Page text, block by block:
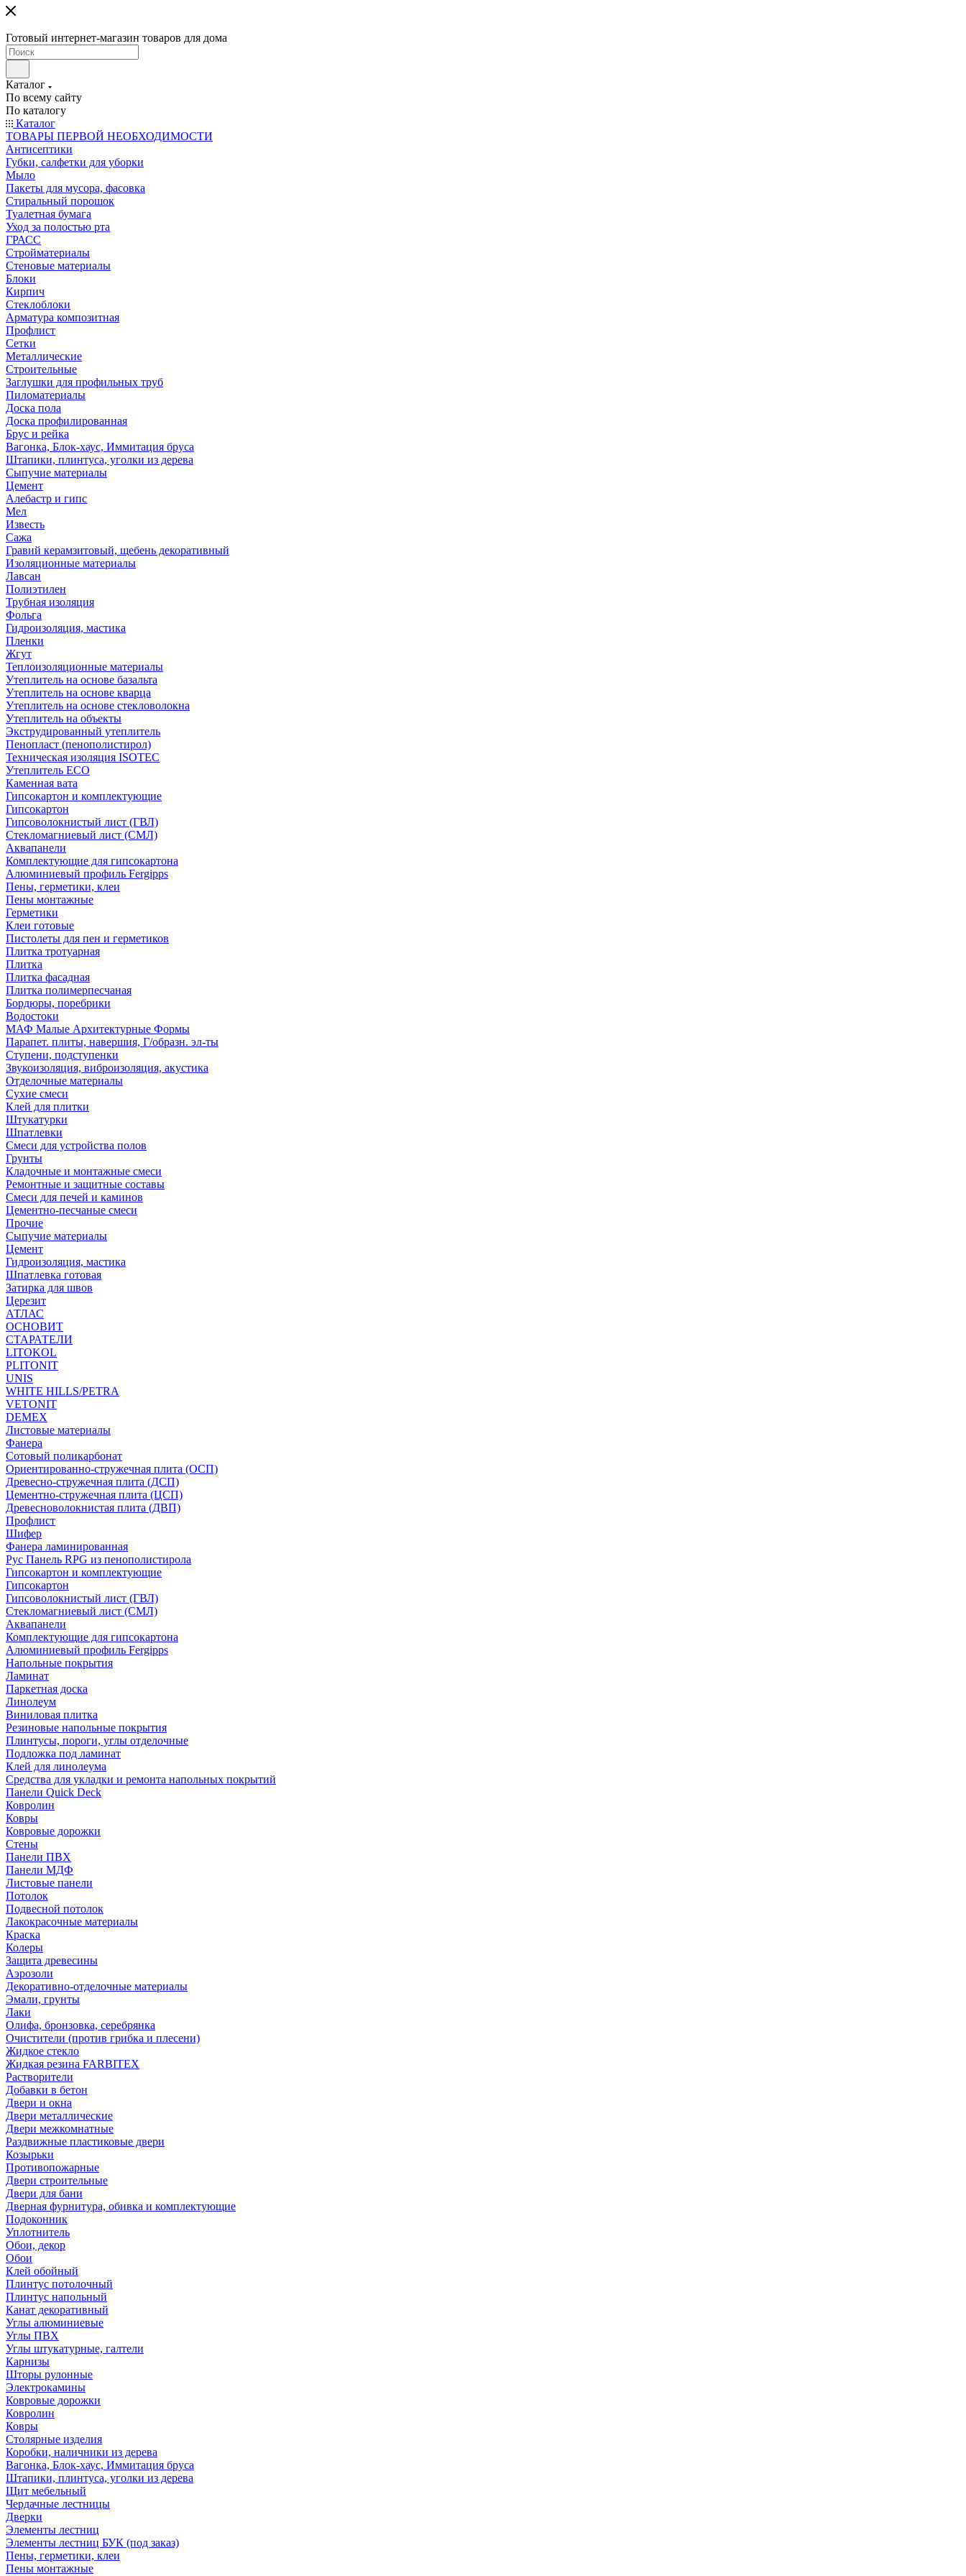
Готовый интернет-магазин товаров для дома
Каталог
По всему сайту
По каталогу
Каталог
ТОВАРЫ ПЕРВОЙ НЕОБХОДИМОСТИ
Антисептики
Губки, салфетки для уборки
Мыло
Пакеты для мусора, фасовка
Стиральный порошок
Туалетная бумага
Уход за полостью рта
ГРАСС
Стройматериалы
Стеновые материалы
Блоки
Кирпич
Стеклоблоки
Арматура композитная
Профлист
Сетки
Металлические
Строительные
Заглушки для профильных труб
Пиломатериалы
Доска пола
Доска профилированная
Брус и рейка
Вагонка, Блок-хаус, Иммитация бруса
Штапики, плинтуса, уголки из дерева
Сыпучие материалы
Цемент
Алебастр и гипс
Мел
Известь
Сажа
Гравий керамзитовый, щебень декоративный
Изоляционные материалы
Лавсан
Полиэтилен
Трубная изоляция
Фольга
Гидроизоляция, мастика
Пленки
Жгут
Теплоизоляционные материалы
Утеплитель на основе базальта
Утеплитель на основе кварца
Утеплитель на основе стекловолокна
Утеплитель на объекты
Экструдированный утеплитель
Пенопласт (пенополистирол)
Техническая изоляция ISOTEC
Утеплитель ECO
Каменная вата
Гипсокартон и комплектующие
Гипсокартон
Гипсоволокнистый лист (ГВЛ)
Стекломагниевый лист (СМЛ)
Аквапанели
Комплектующие для гипсокартона
Алюминиевый профиль Fergipps
Пены, герметики, клеи
Пены монтажные
Герметики
Клеи готовые
Пистолеты для пен и герметиков
Плитка тротуарная
Плитка
Плитка фасадная
Плитка полимерпесчаная
Бордюры, поребрики
Водостоки
МАФ Малые Архитектурные Формы
Парапет. плиты, навершия, Г/образн. эл-ты
Ступени, подступенки
Звукоизоляция, виброизоляция, акустика
Отделочные материалы
Сухие смеси
Клей для плитки
Штукатурки
Шпатлевки
Смеси для устройства полов
Грунты
Кладочные и монтажные смеси
Ремонтные и защитные составы
Смеси для печей и каминов
Цементно-песчаные смеси
Прочие
Сыпучие материалы
Цемент
Гидроизоляция, мастика
Шпатлевка готовая
Затирка для швов
Церезит
АТЛАС
ОСНОВИТ
СТАРАТЕЛИ
LITOKOL
PLITONIT
UNIS
WHITE HILLS/PETRA
VETONIT
DEMEX
Листовые материалы
Фанера
Сотовый поликарбонат
Ориентированно-стружечная плита (ОСП)
Древесно-стружечная плита (ДСП)
Цементно-стружечная плита (ЦСП)
Древесноволокнистая плита (ДВП)
Профлист
Шифер
Фанера ламинированная
Рус Панель RPG из пенополистирола
Гипсокартон и комплектующие
Гипсокартон
Гипсоволокнистый лист (ГВЛ)
Стекломагниевый лист (СМЛ)
Аквапанели
Комплектующие для гипсокартона
Алюминиевый профиль Fergipps
Напольные покрытия
Ламинат
Паркетная доска
Линолеум
Виниловая плитка
Резиновые напольные покрытия
Плинтусы, пороги, углы отделочные
Подложка под ламинат
Клей для линолеума
Средства для укладки и ремонта напольных покрытий
Панели Quick Deck
Ковролин
Ковры
Ковровые дорожки
Стены
Панели ПВХ
Панели МДФ
Листовые панели
Потолок
Подвесной потолок
Лакокрасочные материалы
Краска
Колеры
Защита древесины
Аэрозоли
Декоративно-отделочные материалы
Эмали, грунты
Лаки
Олифа, бронзовка, серебрянка
Очистители (против грибка и плесени)
Жидкое стекло
Жидкая резина FARBITEX
Растворители
Добавки в бетон
Двери и окна
Двери металлические
Двери межкомнатные
Раздвижные пластиковые двери
Козырьки
Противопожарные
Двери строительные
Двери для бани
Дверная фурнитура, обивка и комплектующие
Подоконник
Уплотнитель
Обои, декор
Обои
Клей обойный
Плинтус потолочный
Плинтус напольный
Канат декоративный
Углы алюминиевые
Углы ПВХ
Углы штукатурные, галтели
Карнизы
Шторы рулонные
Электрокамины
Ковровые дорожки
Ковролин
Ковры
Столярные изделия
Коробки, наличники из дерева
Вагонка, Блок-хаус, Иммитация бруса
Штапики, плинтуса, уголки из дерева
Щит мебельный
Чердачные лестницы
Дверки
Элементы лестниц
Элементы лестниц БУК (под заказ)
Пены, герметики, клеи
Пены монтажные